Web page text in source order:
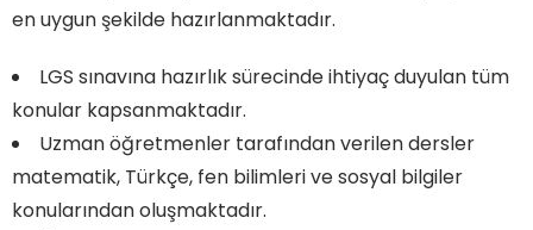
en uygun şekilde hazırlanmaktadır.
LGS sınavına hazırlık sürecinde ihtiyaç duyulan tüm
konular kapsanmaktadır.
Uzman öğretmenler tarafından verilen dersler
matematik, Türkçe, fen bilimleri ve sosyal bilgiler
konularından oluşmaktadır.